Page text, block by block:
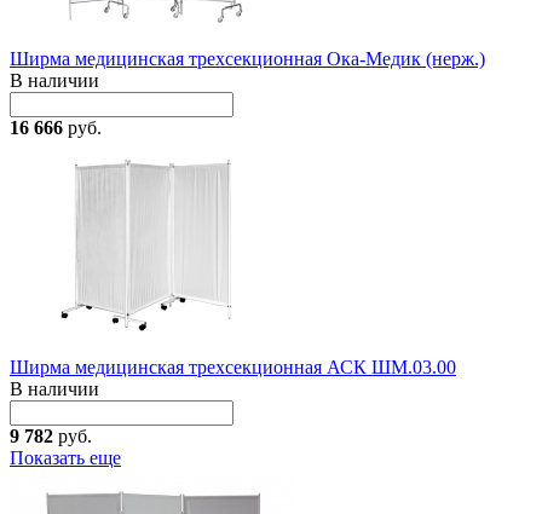
Ширма медицинская трехсекционная Ока-Медик (нерж.)
В наличии
16 666 руб.
Ширма медицинская трехсекционная АСК ШМ.03.00
В наличии
9 782 руб.
Показать еще